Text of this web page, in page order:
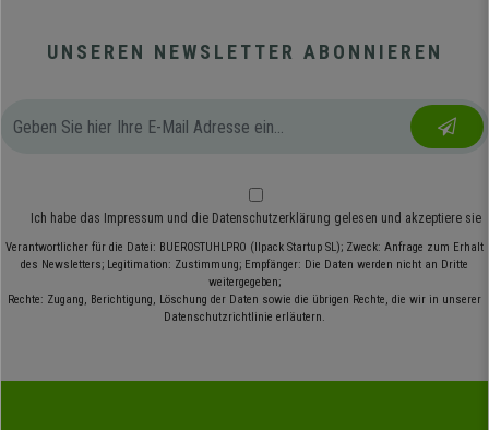
UNSEREN NEWSLETTER ABONNIEREN
Ich habe das Impressum und die Datenschutzerklärung gelesen und akzeptiere sie
Verantwortlicher für die Datei: BUEROSTUHLPRO (Ilpack Startup SL); Zweck: Anfrage zum Erhalt
des Newsletters; Legitimation: Zustimmung; Empfänger: Die Daten werden nicht an Dritte
weitergegeben;
Rechte: Zugang, Berichtigung, Löschung der Daten sowie die übrigen Rechte, die wir in unserer
Datenschutzrichtlinie erläutern.